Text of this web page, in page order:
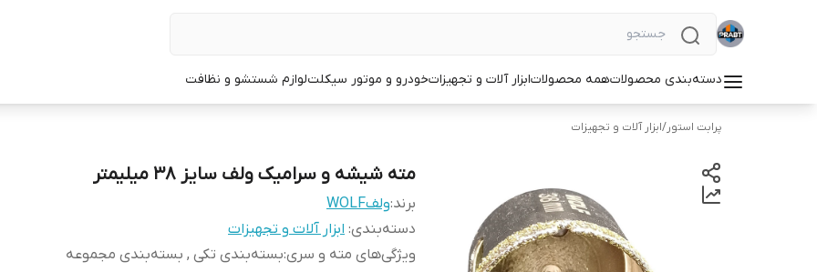
دسته‌بندی محصولاتهمه محصولاتابزار آلات و تجهیزاتخودرو و موتور سیکلتلوازم شستشو و نظافت
پرابت استور/ابزار آلات و تجهیزات
مته شیشه و سرامیک ولف سایز 38 میلیمتر
برند:ولفWOLF
دسته‌بندی: ابزار آلات و تجهیزات
ویژگی‌های مته و سری:بسته‌بندی تکی , بسته‌بندی مجموعه